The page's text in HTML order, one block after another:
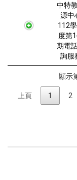
中特
源中
112
度第
期電
詢服
顯示
上頁 1 2